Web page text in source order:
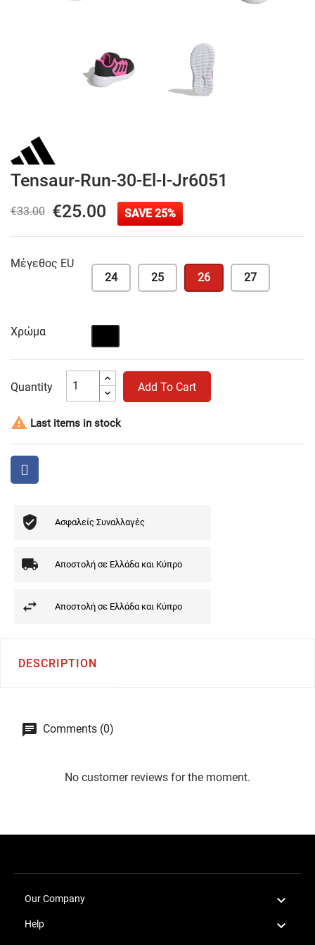
Tensaur-Run-30-El-I-Jr6051
€33.00 €25.00 SAVE 25%
Μέγεθος EU
24
25 26 27
Χρώμα
Quantity Add To Cart
 Last items in stock
Ασφαλείς Συναλλαγές
Αποστολή σε Ελλάδα και Κύπρο
Αποστολή σε Ελλάδα και Κύπρο
DESCRIPTION
Comments (0)
No customer reviews for the moment.
Our Company 
Help 